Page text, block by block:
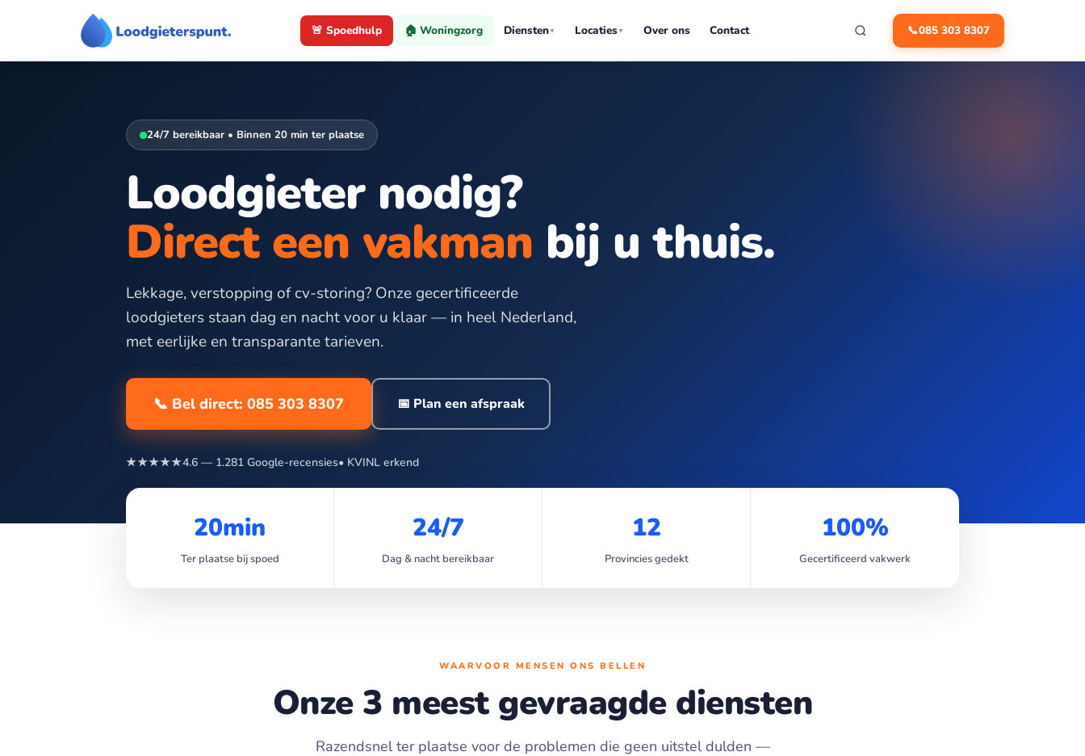
🚨 Spoedhulp 🏠 Woningzorg Diensten▼ Locaties▼ Over ons Contact 📞085 303 8307
de
24/7 bereikbaar • Binnen 20 min ter plaatse
Loodgieter nodig?
Direct een vakman bij u thuis.
Lekkage, verstopping of cv-storing? Onze gecertificeerde
loodgieters staan dag en nacht voor u klaar — in heel Nederland,
met eerlijke en transparante tarieven.
📞 Bel direct: 085 303 8307 📅 Plan een afspraak
★★★★★4.6 — 1.281 Google-recensies• KVINL erkend
20min
Ter plaatse bij spoed
24/7
Dag & nacht bereikbaar
12
Provincies gedekt
100%
Gecertificeerd vakwerk
WAARVOOR MENSEN ONS BELLEN
Onze 3 meest gevraagde diensten
Razendsnel ter plaatse voor de problemen die geen uitstel dulden —